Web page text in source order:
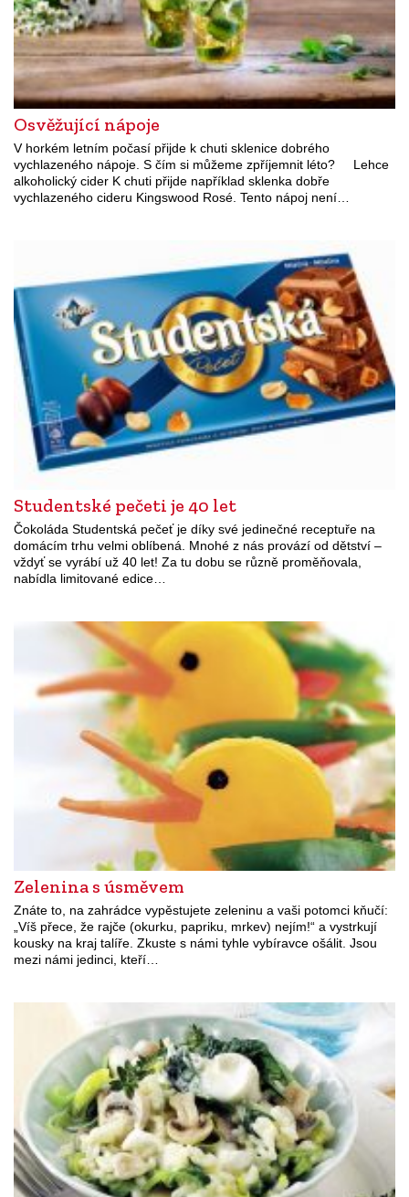
Osvěžující nápoje
V horkém letním počasí přijde k chuti sklenice dobrého
vychlazeného nápoje. S čím si můžeme zpříjemnit léto? Lehce
alkoholický cider K chuti přijde například sklenka dobře
vychlazeného cideru Kingswood Rosé. Tento nápoj není…
Studentské pečeti je 40 let
Čokoláda Studentská pečeť je díky své jedinečné receptuře na
domácím trhu velmi oblíbená. Mnohé z nás provází od dětství –
vždyť se vyrábí už 40 let! Za tu dobu se různě proměňovala,
nabídla limitované edice…
Zelenina s úsměvem
Znáte to, na zahrádce vypěstujete zeleninu a vaši potomci kňučí:
„Víš přece, že rajče (okurku, papriku, mrkev) nejím!“ a vystrkují
kousky na kraj talíře. Zkuste s námi tyhle vybíravce ošálit. Jsou
mezi námi jedinci, kteří…